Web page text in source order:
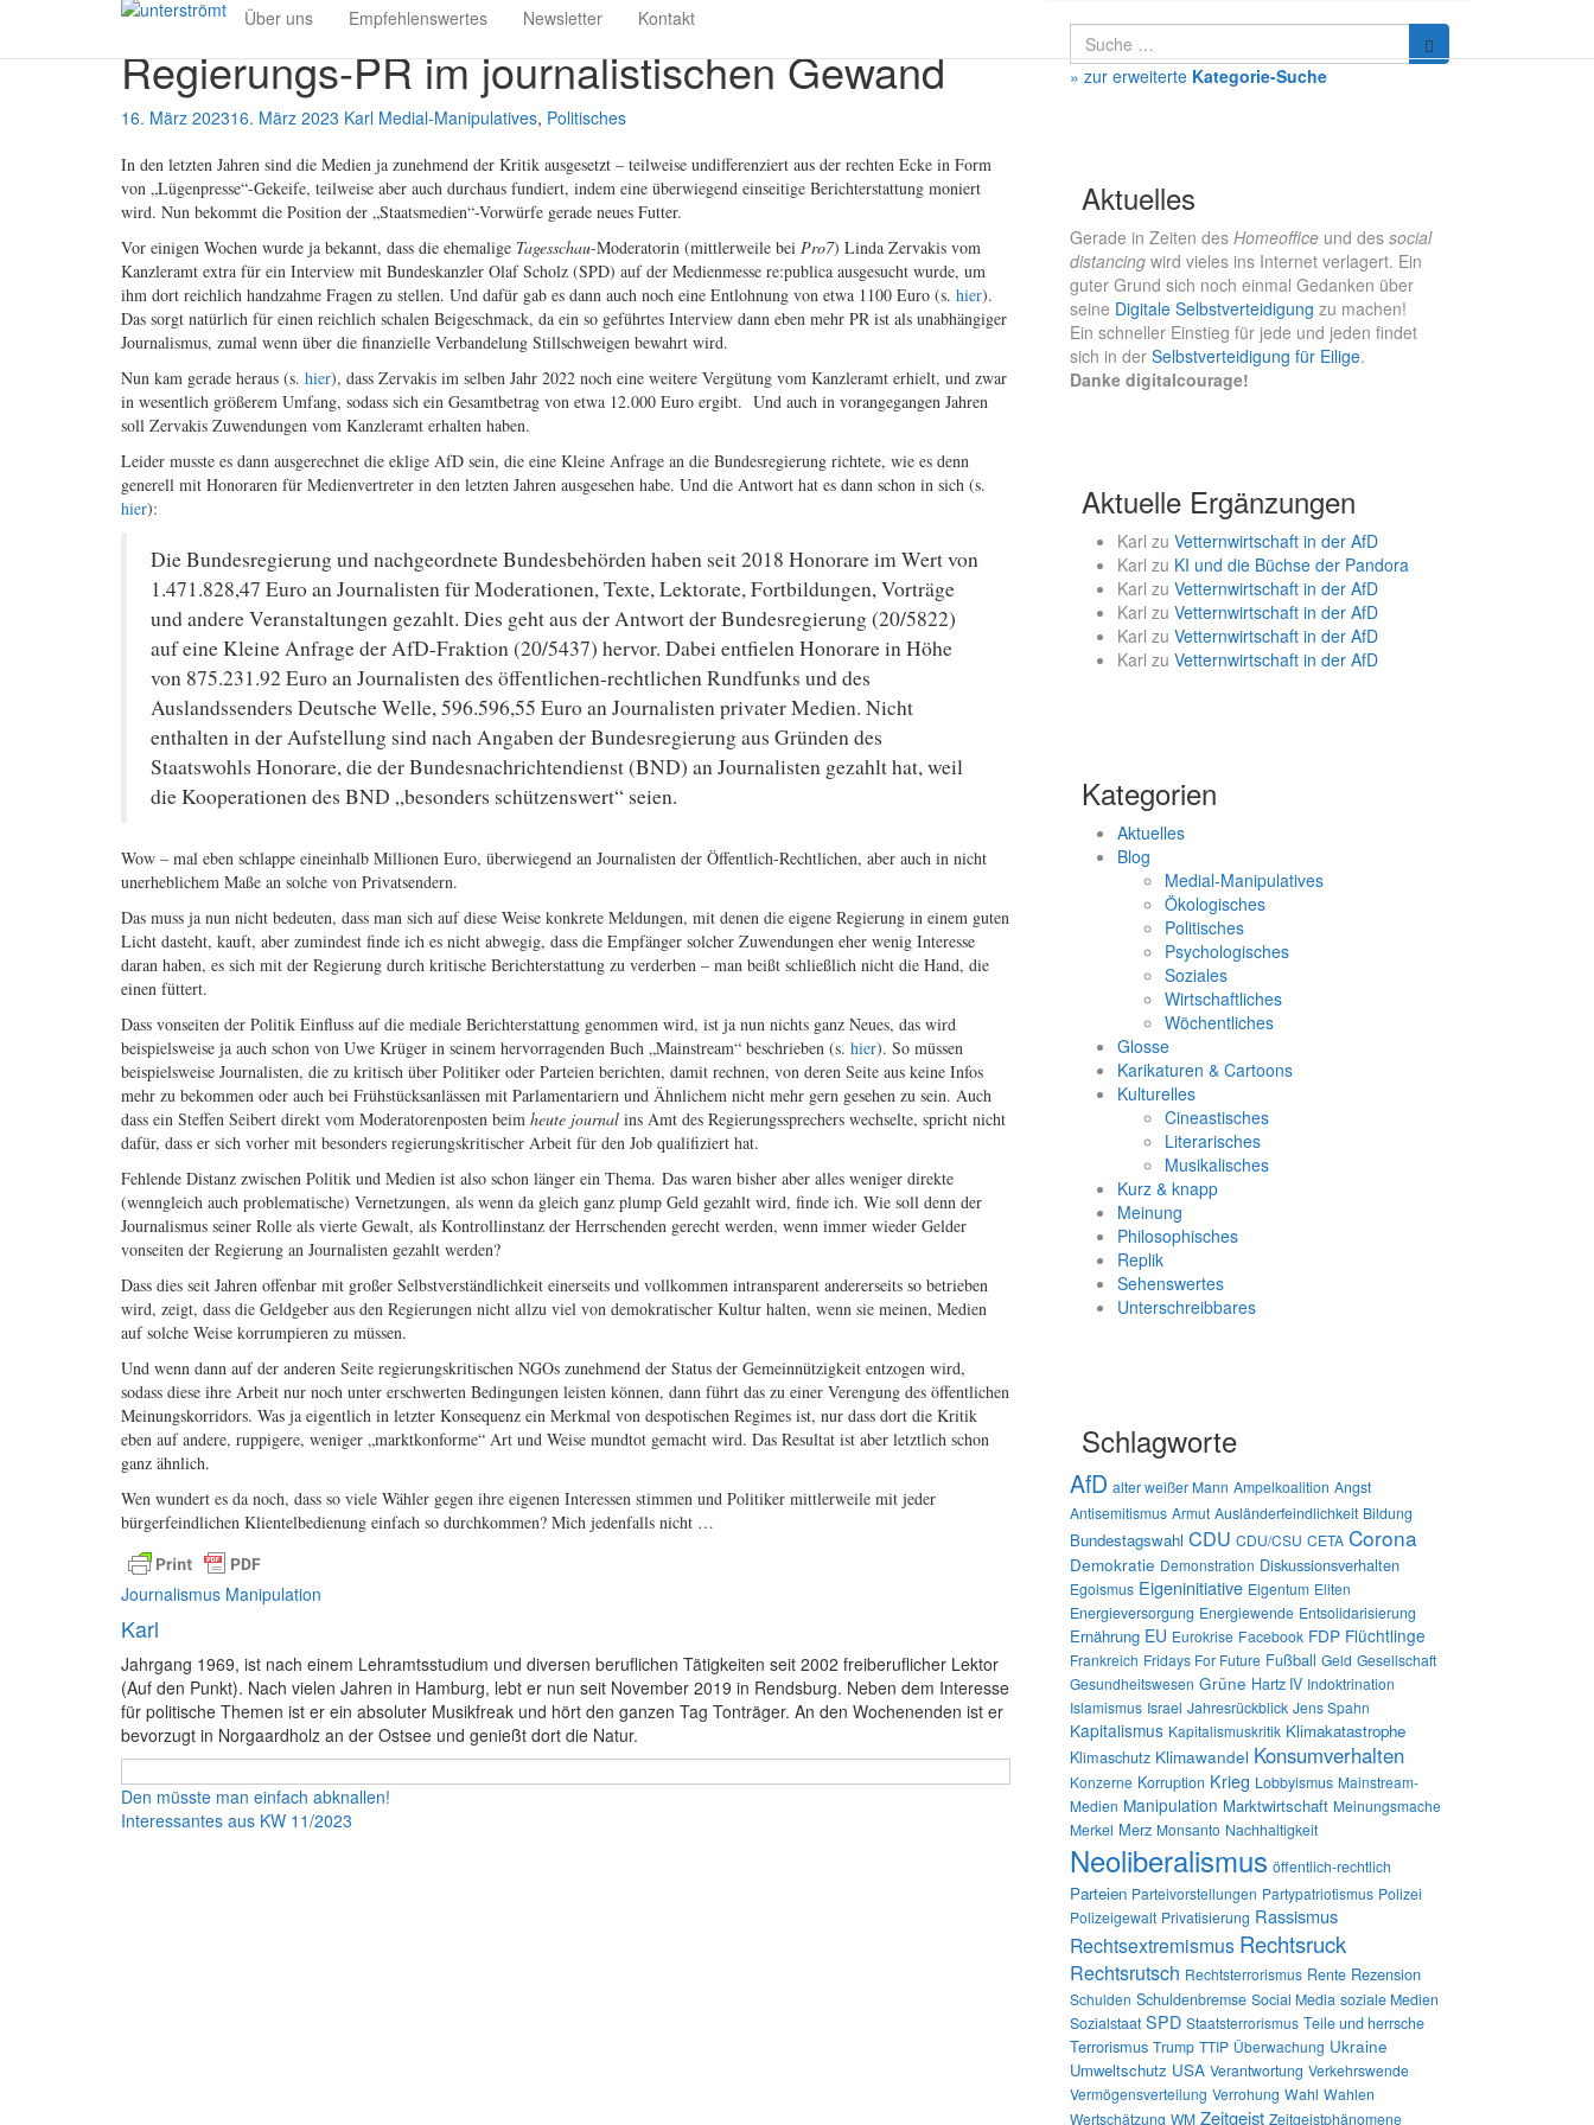
main
Über uns Empfehlenswertes Newsletter Kontakt
Regierungs-PR im journalistischen Gewand
16. März 202316. März 2023 Karl Medial-Manipulatives, Politisches
In den letzten Jahren sind die Medien ja zunehmend der Kritik ausgesetzt – teilweise undifferenziert aus der rechten Ecke in Form
von „Lügenpresse“-Gekeife, teilweise aber auch durchaus fundiert, indem eine überwiegend einseitige Berichterstattung moniert
wird. Nun bekommt die Position der „Staatsmedien“-Vorwürfe gerade neues Futter.
Vor einigen Wochen wurde ja bekannt, dass die ehemalige Tagesschau-Moderatorin (mittlerweile bei Pro7) Linda Zervakis vom
Kanzleramt extra für ein Interview mit Bundeskanzler Olaf Scholz (SPD) auf der Medienmesse re:publica ausgesucht wurde, um
ihm dort reichlich handzahme Fragen zu stellen. Und dafür gab es dann auch noch eine Entlohnung von etwa 1100 Euro (s. hier).
Das sorgt natürlich für einen reichlich schalen Beigeschmack, da ein so geführtes Interview dann eben mehr PR ist als unabhängiger
Journalismus, zumal wenn über die finanzielle Verbandelung Stillschweigen bewahrt wird.
Nun kam gerade heraus (s. hier), dass Zervakis im selben Jahr 2022 noch eine weitere Vergütung vom Kanzleramt erhielt, und zwar
in wesentlich größerem Umfang, sodass sich ein Gesamtbetrag von etwa 12.000 Euro ergibt. Und auch in vorangegangen Jahren
soll Zervakis Zuwendungen vom Kanzleramt erhalten haben.
Leider musste es dann ausgerechnet die eklige AfD sein, die eine Kleine Anfrage an die Bundesregierung richtete, wie es denn
generell mit Honoraren für Medienvertreter in den letzten Jahren ausgesehen habe. Und die Antwort hat es dann schon in sich (s.
hier):
Die Bundesregierung und nachgeordnete Bundesbehörden haben seit 2018 Honorare im Wert von
1.471.828,47 Euro an Journalisten für Moderationen, Texte, Lektorate, Fortbildungen, Vorträge
und andere Veranstaltungen gezahlt. Dies geht aus der Antwort der Bundesregierung (20/5822)
auf eine Kleine Anfrage der AfD-Fraktion (20/5437) hervor. Dabei entfielen Honorare in Höhe
von 875.231.92 Euro an Journalisten des öffentlichen-rechtlichen Rundfunks und des
Auslandssenders Deutsche Welle, 596.596,55 Euro an Journalisten privater Medien. Nicht
enthalten in der Aufstellung sind nach Angaben der Bundesregierung aus Gründen des
Staatswohls Honorare, die der Bundesnachrichtendienst (BND) an Journalisten gezahlt hat, weil
die Kooperationen des BND „besonders schützenswert“ seien.
Wow – mal eben schlappe eineinhalb Millionen Euro, überwiegend an Journalisten der Öffentlich-Rechtlichen, aber auch in nicht
unerheblichem Maße an solche von Privatsendern.
Das muss ja nun nicht bedeuten, dass man sich auf diese Weise konkrete Meldungen, mit denen die eigene Regierung in einem guten
Licht dasteht, kauft, aber zumindest finde ich es nicht abwegig, dass die Empfänger solcher Zuwendungen eher wenig Interesse
daran haben, es sich mit der Regierung durch kritische Berichterstattung zu verderben – man beißt schließlich nicht die Hand, die
einen füttert.
Dass vonseiten der Politik Einfluss auf die mediale Berichterstattung genommen wird, ist ja nun nichts ganz Neues, das wird
beispielsweise ja auch schon von Uwe Krüger in seinem hervorragenden Buch „Mainstream“ beschrieben (s. hier). So müssen
beispielsweise Journalisten, die zu kritisch über Politiker oder Parteien berichten, damit rechnen, von deren Seite aus keine Infos
mehr zu bekommen oder auch bei Frühstücksanlässen mit Parlamentariern und Ähnlichem nicht mehr gern gesehen zu sein. Auch
dass ein Steffen Seibert direkt vom Moderatorenposten beim heute journal ins Amt des Regierungssprechers wechselte, spricht nicht
dafür, dass er sich vorher mit besonders regierungskritischer Arbeit für den Job qualifiziert hat.
Fehlende Distanz zwischen Politik und Medien ist also schon länger ein Thema. Das waren bisher aber alles weniger direkte
(wenngleich auch problematische) Vernetzungen, als wenn da gleich ganz plump Geld gezahlt wird, finde ich. Wie soll denn der
Journalismus seiner Rolle als vierte Gewalt, als Kontrollinstanz der Herrschenden gerecht werden, wenn immer wieder Gelder
vonseiten der Regierung an Journalisten gezahlt werden?
Dass dies seit Jahren offenbar mit großer Selbstverständlichkeit einerseits und vollkommen intransparent andererseits so betrieben
wird, zeigt, dass die Geldgeber aus den Regierungen nicht allzu viel von demokratischer Kultur halten, wenn sie meinen, Medien
auf solche Weise korrumpieren zu müssen.
Und wenn dann auf der anderen Seite regierungskritischen NGOs zunehmend der Status der Gemeinnützigkeit entzogen wird,
sodass diese ihre Arbeit nur noch unter erschwerten Bedingungen leisten können, dann führt das zu einer Verengung des öffentlichen
Meinungskorridors. Was ja eigentlich in letzter Konsequenz ein Merkmal von despotischen Regimes ist, nur dass dort die Kritik
eben auf andere, ruppigere, weniger „marktkonforme“ Art und Weise mundtot gemacht wird. Das Resultat ist aber letztlich schon
ganz ähnlich.
Wen wundert es da noch, dass so viele Wähler gegen ihre eigenen Interessen stimmen und Politiker mittlerweile mit jeder
bürgerfeindlichen Klientelbedienung einfach so durchkommen? Mich jedenfalls nicht …
Journalismus Manipulation
Karl
Jahrgang 1969, ist nach einem Lehramtsstudium und diversen beruflichen Tätigkeiten seit 2002 freiberuflicher Lektor
(Auf den Punkt). Nach vielen Jahren in Hamburg, lebt er nun seit November 2019 in Rendsburg. Neben dem Interesse
für politische Themen ist er ein absoluter Musikfreak und hört den ganzen Tag Tonträger. An den Wochenenden ist er
bevorzugt in Norgaardholz an der Ostsee und genießt dort die Natur.
Beitragsnavigation
Den müsste man einfach abknallen!
Interessantes aus KW 11/2023
Suche
nach:
» zur erweiterte Kategorie-Suche
Aktuelles
Gerade in Zeiten des Homeoffice und des social
distancing wird vieles ins Internet verlagert. Ein
guter Grund sich noch einmal Gedanken über
seine Digitale Selbstverteidigung zu machen!
Ein schneller Einstieg für jede und jeden findet
sich in der Selbstverteidigung für Eilige.
Danke digitalcourage!
Aktuelle Ergänzungen
Karl zu Vetternwirtschaft in der AfD
Karl zu KI und die Büchse der Pandora
Karl zu Vetternwirtschaft in der AfD
Karl zu Vetternwirtschaft in der AfD
Karl zu Vetternwirtschaft in der AfD
Karl zu Vetternwirtschaft in der AfD
Kategorien
Aktuelles
Blog
Medial-Manipulatives
Ökologisches
Politisches
Psychologisches
Soziales
Wirtschaftliches
Wöchentliches
Glosse
Karikaturen & Cartoons
Kulturelles
Cineastisches
Literarisches
Musikalisches
Kurz & knapp
Meinung
Philosophisches
Replik
Sehenswertes
Unterschreibbares
Schlagworte
AfD alter weißer Mann Ampelkoalition Angst
Antisemitismus Armut Ausländerfeindlichkeit Bildung
Bundestagswahl CDU CDU/CSU CETA Corona
Demokratie Demonstration Diskussionsverhalten
Egoismus Eigeninitiative Eigentum Eliten
Energieversorgung Energiewende Entsolidarisierung
Ernährung EU Eurokrise Facebook FDP Flüchtlinge
Frankreich Fridays For Future Fußball Geld Gesellschaft
Gesundheitswesen Grüne Hartz IV Indoktrination
Islamismus Israel Jahresrückblick Jens Spahn
Kapitalismus Kapitalismuskritik Klimakatastrophe
Klimaschutz Klimawandel Konsumverhalten
Konzerne Korruption Krieg Lobbyismus Mainstream-
Medien Manipulation Marktwirtschaft Meinungsmache
Merkel Merz Monsanto Nachhaltigkeit
Neoliberalismus öffentlich-rechtlich
Parteien Parteivorstellungen Partypatriotismus Polizei
Polizeigewalt Privatisierung Rassismus
Rechtsextremismus Rechtsruck
Rechtsrutsch Rechtsterrorismus Rente Rezension
Schulden Schuldenbremse Social Media soziale Medien
Sozialstaat SPD Staatsterrorismus Teile und herrsche
Terrorismus Trump TTIP Überwachung Ukraine
Umweltschutz USA Verantwortung Verkehrswende
Vermögensverteilung Verrohung Wahl Wahlen
Wertschätzung WM Zeitgeist Zeitgeistphänomene